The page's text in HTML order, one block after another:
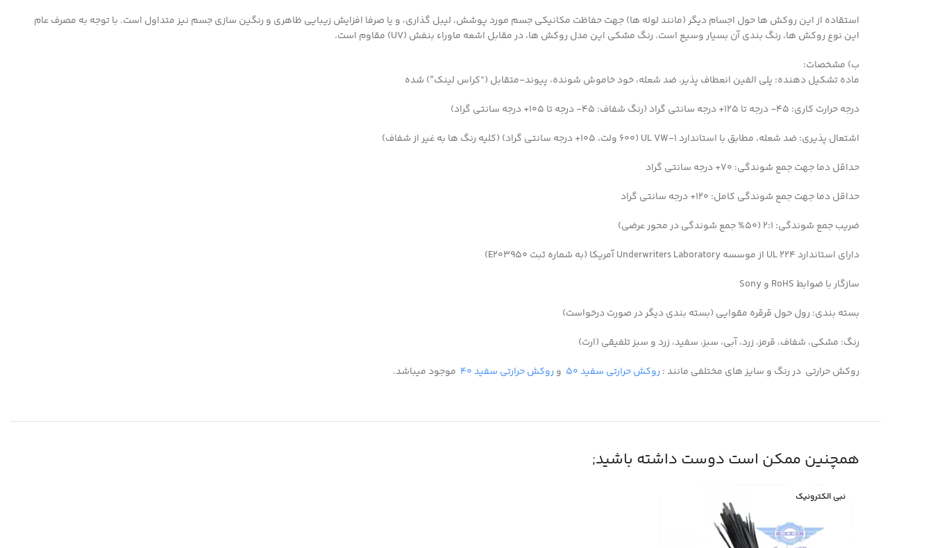
استقاده از این روکش ها حول اجسام دیگر (مانند لوله ها) جهت حفاظت مکانیکی جسم مورد پوشش، لیبل گذاری، و یا صرفا افزایش زیبایی ظاهری و رنگین سازی جسم نیز متداول است. با توجه به مصرف عام
این نوع روکش ها، رنگ بندی آن بسیار وسیع است. رنگ مشکی این مدل روکش ها، در مقابل اشعه ماوراء بنفش (UV) مقاوم است.
ب) مشخصات:
ماده تشکیل دهنده: پلی الفین انعطاف پذیر، ضد شعله، خود خاموش شونده، پیوند-متقابل (“کراس لینک”) شده
درجه حرارت کاری: ۴۵- درجه تا ۱۲۵+ درجه سانتی گراد (رنگ شفاف: ۴۵- درجه تا ۱۰۵+ درجه سانتی گراد)
اشتعال پذیری: ضد شعله، مطابق با استاندارد ۱-UL VW (600 ولت، ۱۰۵+ درجه سانتی گراد) (کلیه رنگ ها به غیر از شفاف)
حداقل دما جهت جمع شوندگی: ۷۰+ درجه سانتی گراد
حداقل دما جهت جمع شوندگی کامل: ۱۲۰+ درجه سانتی گراد
ضریب جمع شوندگی: ۲:۱ (۵۰% جمع شوندگی در محور عرضی)
دارای استاندارد ۲۲۴ UL از موسسه Underwriters Laboratory آمریکا (به شماره ثبت E203950)
سازگار با ضوابط RoHS و Sony
بسته بندی: رول حول قرقره مقوایی (بسته بندی دیگر در صورت درخواست)
رنگ: مشکی، شفاف، قرمز، زرد، آبی، سبز، سفید، زرد و سبز تلفیقی (ارت)
روکش حرارتی در رنگ و سایز های مختلفی مانند : روکش حرارتی سفید ۵۰ و روکش حرارتی سفید ۴۰ موجود میباشد.
همچنین ممکن است دوست داشته باشید;
نبی الکترونیک